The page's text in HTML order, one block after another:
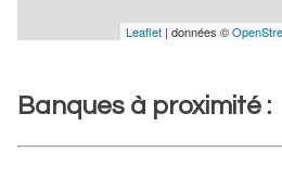
Leaflet | données ©
Banques à proximité :